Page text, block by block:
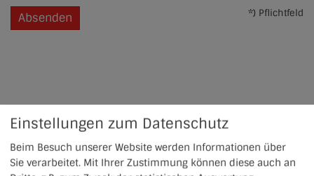
Absenden *) Pflichtfeld
Einstellungen zum Datenschutz
Beim Besuch unserer Website werden Informationen über
Sie verarbeitet. Mit Ihrer Zustimmung können diese auch an